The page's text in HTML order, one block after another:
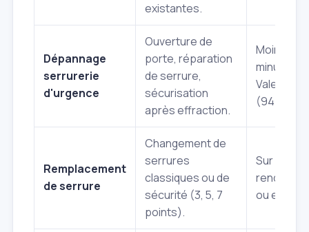
existantes.
Dépannage
serrurerie
d'urgence
Ouverture de
porte, réparation
de serrure,
sécurisation
après effraction.
Moins de
minutes à
Valenton
(94460).
Remplacement
de serrure
Changement de
serrures
classiques ou de
sécurité (3, 5, 7
points).
Sur
ou en